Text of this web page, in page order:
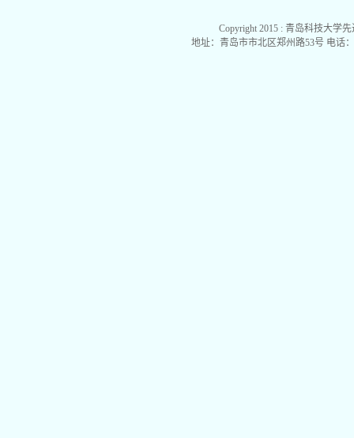
Copyright 2015 : 青岛科技大学
地址：青岛市市北区郑州路53号 电话：